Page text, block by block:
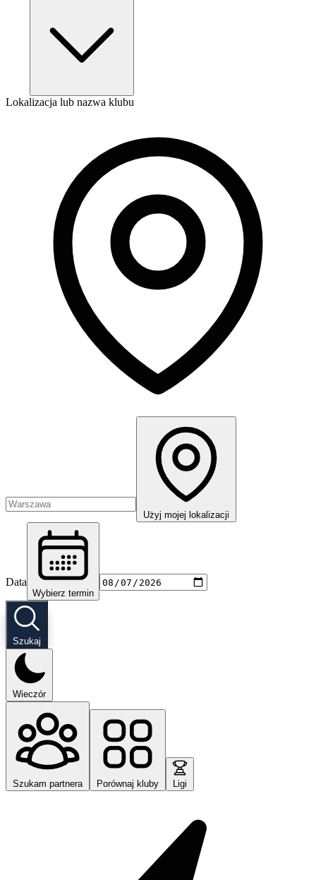
Lokalizacja lub nazwa klubu
Użyj mojej lokalizacji
Data
Wybierz termin
Szukaj
Wieczór
Szukam partnera Porównaj kluby Ligi